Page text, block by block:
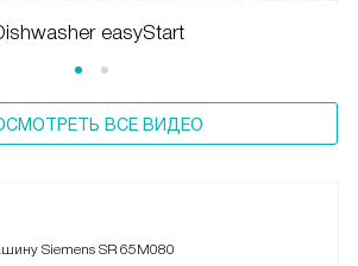
easyStart
ВСЕ ВИДЕО
Siemens SR 65M080